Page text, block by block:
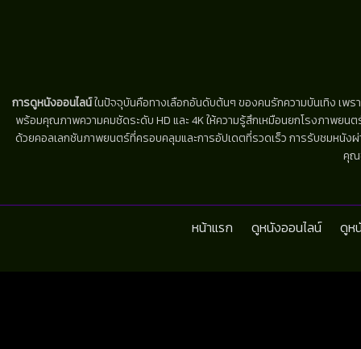
การดูหนังออนไลน์ในปัจจุบันคือทางเลือกอันดับต้นๆ ของคนรักความบันเทิง เพร
พร้อมคุณภาพความคมชัดระดับ HD และ 4K ให้ความรู้สึกเหมือนยกโรงภาพยน
ด้วยคอลเลกชันภาพยนตร์ที่ครอบคลุมและการอัปเดตที่รวดเร็ว การรับชมหนัง
คุณ
หน้าแรก ดูหนังออนไลน์ ดูห